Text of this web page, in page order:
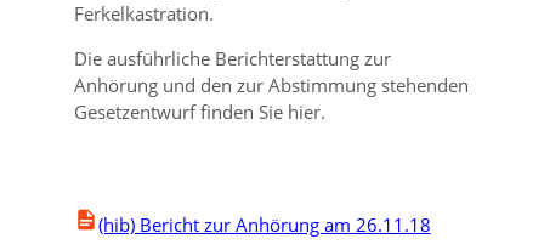
Ferkelkastration.
Die ausführliche Berichterstattung zur
Anhörung und den zur Abstimmung stehenden
Gesetzentwurf finden Sie hier.
(hib) Bericht zur Anhörung am 26.11.18